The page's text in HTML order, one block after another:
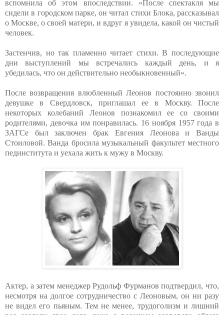
вспомнила об этом впоследствии. «После спектакля мы
сидели в городском парке, он читал стихи Блока, рассказывал
о Москве, о своей матери, и вдруг я увидела, какой он чистый
человек.
Застенчив, но так пламенно читает стихи. В последующие
дни выступлений мы встречались каждый день, и я
убедилась, что он действительно необыкновенный».
После возвращения влюбленный Леонов постоянно звонил
девушке в Свердловск, приглашал ее в Москву. После
некоторых колебаний Леонов познакомил ее со своими
родителями, девочка им понравилась. 16 ноября 1957 года в
ЗАГСе был заключен брак Евгения Леонова и Ванды
Стоиловой. Ванда бросила музыкальный факультет местного
пединститута и уехала жить к мужу в Москву.
Актер, а затем менеджер Рудольф Фурманов подтвердил, что,
несмотря на долгое сотрудничество с Леоновым, он ни разу
не видел его пьяным. Тем не менее, трудоголизм и лишний